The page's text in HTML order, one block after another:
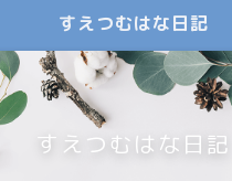
すえつむはな日記
すえつむはな日記